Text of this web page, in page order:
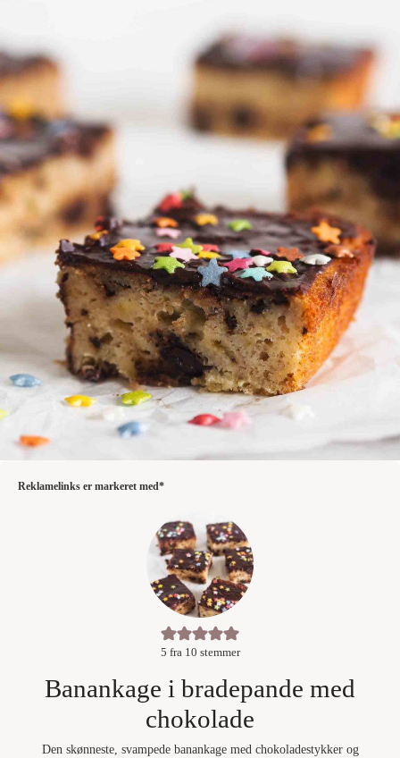
Reklamelinks er markeret med*
5 fra 10 stemmer
Banankage i bradepande med
chokolade
Den skønneste, svampede banankage med chokoladestykker og